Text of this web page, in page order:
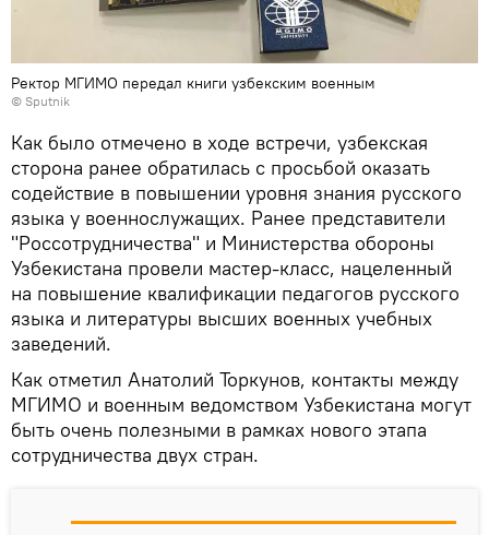
Ректор МГИМО передал книги узбекским военным
© Sputnik
Как было отмечено в ходе встречи, узбекская
сторона ранее обратилась с просьбой оказать
содействие в повышении уровня знания русского
языка у военнослужащих. Ранее представители
"Россотрудничества" и Министерства обороны
Узбекистана провели мастер-класс, нацеленный
на повышение квалификации педагогов русского
языка и литературы высших военных учебных
заведений.
Как отметил Анатолий Торкунов, контакты между
МГИМО и военным ведомством Узбекистана могут
быть очень полезными в рамках нового этапа
сотрудничества двух стран.